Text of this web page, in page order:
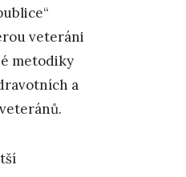
veteráni
metodiky
a